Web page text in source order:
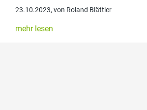
23.10.2023, von Roland Blättler
mehr lesen